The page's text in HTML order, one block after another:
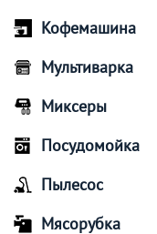
Кофемашина
Мультиварка
Миксеры
Посудомойка
Пылесос
Мясорубка